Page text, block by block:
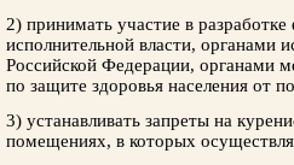
2) принимать участие в
исполнительной власти, органами
Российской Федерации, органами
по защите здоровья населения от
3) устанавливать запреты на
помещениях, в которых